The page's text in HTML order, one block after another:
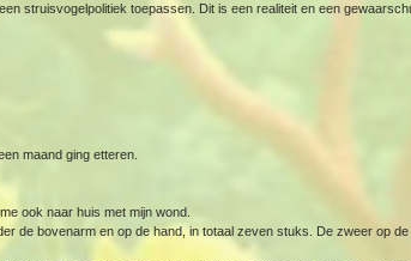
struisvogelpolitiek toepassen. Dit is een realiteit en een
maand ging etteren.
ook naar huis met mijn wond.
de bovenarm en op de hand, in totaal zeven stuks. De zweer op